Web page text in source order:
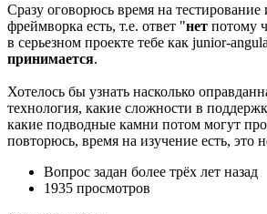
Сразу оговорюсь время на тестирование
фреймворка есть, т.е. ответ "нет потому
в серьезном проекте тебе как junior-
принимается.
Хотелось бы узнать насколько
технология, какие сложности в
какие подводные камни потом могут
повторюсь, время на изучение есть, это
Вопрос задан более трёх лет назад
1935 просмотров